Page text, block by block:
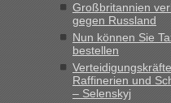
Berichte und
Grenzübergang zwischen
schnellsten?
„Wir sind mit unserem
15.6. in Krakovets rüber.
Früh. Mit sehr sehr wenig
Großbritannien
gegen Russland
Nun können Sie
bestellen
Raffinerien und
– Selenskyj